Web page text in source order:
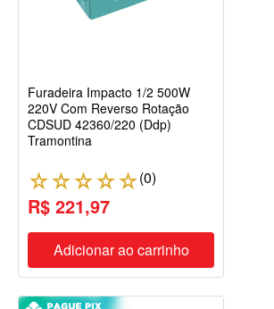
Furadeira Impacto 1/2 500W
220V Com Reverso Rotação
CDSUD 42360/220 (Ddp)
Tramontina
☆☆☆☆☆(0)
R$ 221,97
Adicionar ao carrinho